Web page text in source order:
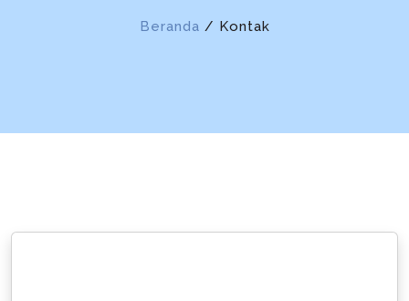
Beranda / Kontak